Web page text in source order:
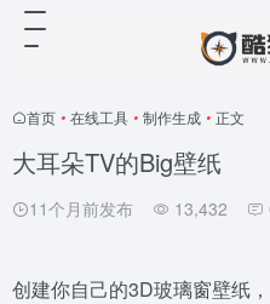
首页 • 在线工具 • 制作生成 • 正文
大耳朵TV的Big壁纸
11个月前发布 13,432
创建你自己的3D玻璃窗壁纸